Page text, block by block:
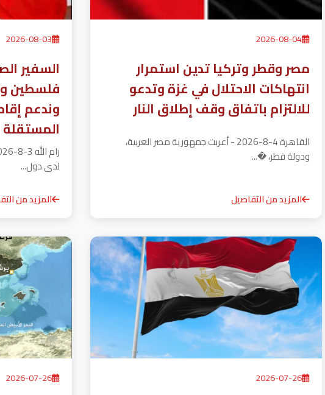
2026-08-04
مصر وقطر وتركيا تدين استمرار
انتهاكات الاحتلال في غزة وتدعو
للالتزام باتفاق وقف إطلاق النار
القاهرة 4-8-2026 - أعربت جمهورية مصر العربية،
ودولة قطر، �...
المزيد من التفاصيل
2026-08-03
السفير
فلسطين
وندعم
المستقلة
لدى دول...
المزيد من
2026-07-26
2026-07-26